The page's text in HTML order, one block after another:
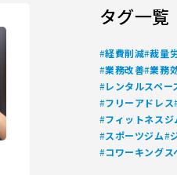
タグ一覧
経費削減
# 裁量
#
業務改善
# 業務
#
レンタルスペー
#
フリーアドレス
#
フィットネスジ
#
スポーツジム
# #
コワーキングス
#